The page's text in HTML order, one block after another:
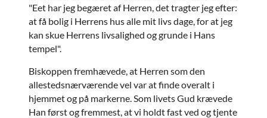
"Eet har jeg begæret af Herren, det tragter jeg efter:
at få bolig i Herrens hus alle mit livs dage, for at jeg
kan skue Herrens livsalighed og grunde i Hans
tempel".
Biskoppen fremhævede, at Herren som den
allestedsnærværende vel var at finde overalt i
hjemmet og på markerne. Som livets Gud krævede
Han først og fremmest, at vi holdt fast ved og tjente